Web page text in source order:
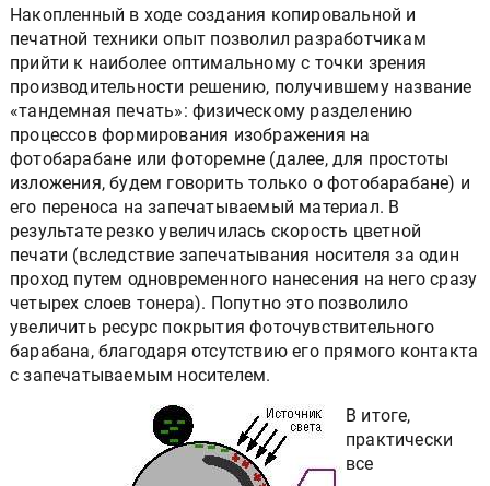
Накопленный в ходе создания копировальной и
печатной техники опыт позволил разработчикам
прийти к наиболее оптимальному с точки зрения
производительности решению, получившему название
«тандемная печать»: физическому разделению
процессов формирования изображения на
фотобарабане или фоторемне (далее, для простоты
изложения, будем говорить только о фотобарабане) и
его переноса на запечатываемый материал. В
результате резко увеличилась скорость цветной
печати (вследствие запечатывания носителя за один
проход путем одновременного нанесения на него сразу
четырех слоев тонера). Попутно это позволило
увеличить ресурс покрытия фоточувствительного
барабана, благодаря отсутствию его прямого контакта
с запечатываемым носителем.
В итоге,
практически
все